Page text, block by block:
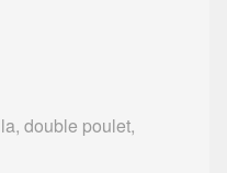
double poulet,